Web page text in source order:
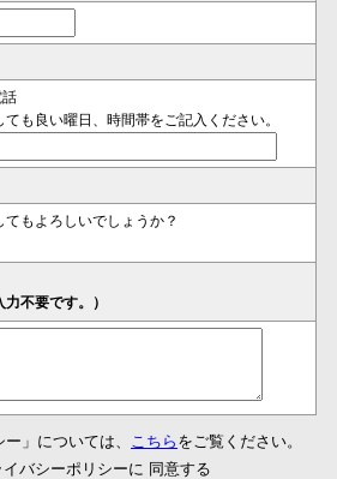
話
も良い曜日、時間帯をご記入ください。
もよろしいでしょうか？
不要です。）
」については、 こちら をご覧ください。
イバシーポリシーに 同意する